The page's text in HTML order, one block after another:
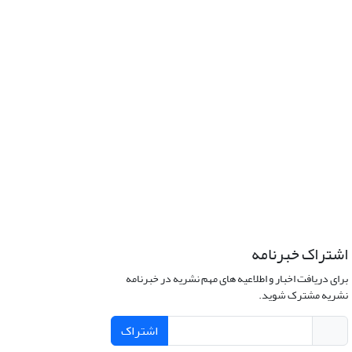
اشتراک خبرنامه
برای دریافت اخبار و اطلاعیه های مهم نشریه در خبرنامه
نشریه مشترک شوید.
اشتراک